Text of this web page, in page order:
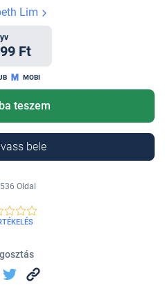
Lim
Ft
MOBI
teszem
bele
536 Oldal